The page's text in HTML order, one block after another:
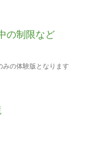
の制限など
みの体験版となります